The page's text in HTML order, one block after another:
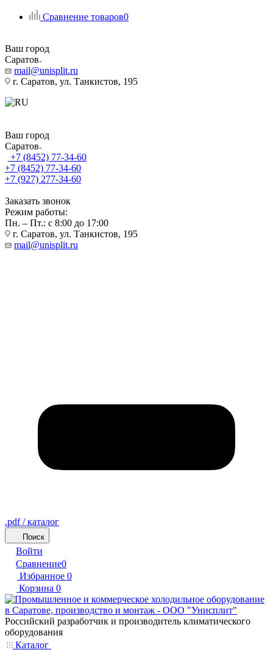
Сравнение товаров0
Ваш город
Саратов
mail@unisplit.ru
г. Саратов, ул. Танкистов, 195
Ваш город
Саратов
+7 (8452) 77-34-60
+7 (8452) 77-34-60
+7 (927) 277-34-60
Заказать звонок
Режим работы:
Пн. – Пт.: с 8:00 до 17:00
г. Саратов, ул. Танкистов, 195
mail@unisplit.ru
.pdf / каталог
Поиск
Войти
Сравнение0
Избранное 0
Корзина 0
Российский разработчик и производитель климатического
оборудования
Каталог